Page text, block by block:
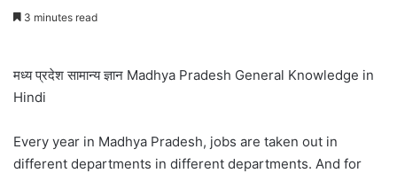
3 minutes read
मध्य प्रदेश सामान्य ज्ञान Madhya Pradesh General Knowledge in
Hindi
Every year in Madhya Pradesh, jobs are taken out in
different departments in different departments. And for